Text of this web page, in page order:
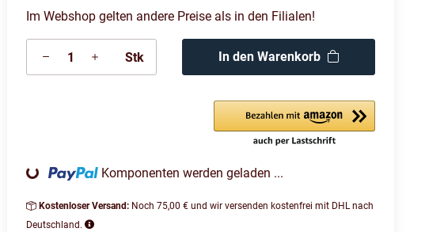
Im Webshop gelten andere Preise als in den Filialen!
Stk In den Warenkorb
Loading... Komponenten werden geladen ...
Kostenloser Versand: Noch 75,00 € und wir versenden kostenfrei mit DHL nach
Deutschland.